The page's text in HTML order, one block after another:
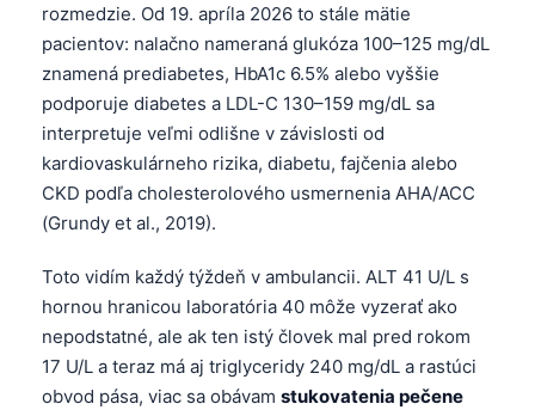
rozmedzie. Od 19. apríla 2026 to stále mätie
pacientov: nalačno nameraná glukóza 100–125 mg/dL
znamená prediabetes, HbA1c 6.5% alebo vyššie
podporuje diabetes a LDL-C 130–159 mg/dL sa
interpretuje veľmi odlišne v závislosti od
kardiovaskulárneho rizika, diabetu, fajčenia alebo
CKD podľa cholesterolového usmernenia AHA/ACC
(Grundy et al., 2019).
Toto vidím každý týždeň v ambulancii. ALT 41 U/L s
hornou hranicou laboratória 40 môže vyzerať ako
nepodstatné, ale ak ten istý človek mal pred rokom
17 U/L a teraz má aj triglyceridy 240 mg/dL a rastúci
obvod pása, viac sa obávam stukovatenia pečene